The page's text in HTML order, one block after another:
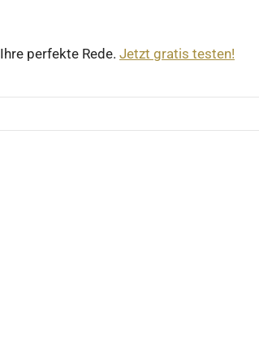
Ihre perfekte Rede. Jetzt gratis testen!